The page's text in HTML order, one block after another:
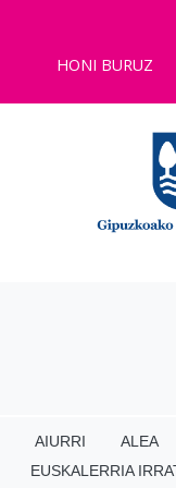
HONI BURUZ
AIURRI ALEA
EUSKALERRIA